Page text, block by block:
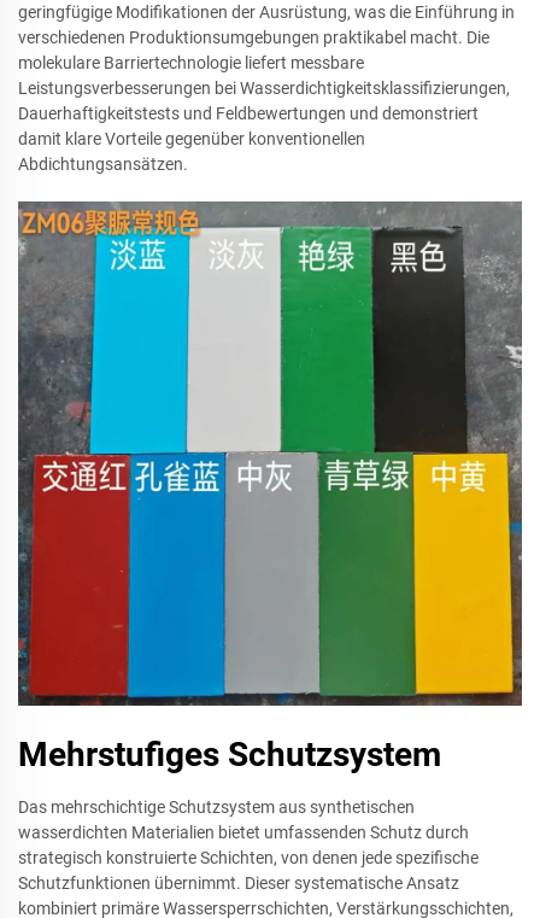
geringfügige Modifikationen der Ausrüstung, was die Einführung in
verschiedenen Produktionsumgebungen praktikabel macht. Die
molekulare Barriertechnologie liefert messbare
Leistungsverbesserungen bei Wasserdichtigkeitsklassifizierungen,
Dauerhaftigkeitstests und Feldbewertungen und demonstriert
damit klare Vorteile gegenüber konventionellen
Abdichtungsansätzen.
Mehrstufiges Schutzsystem
Das mehrschichtige Schutzsystem aus synthetischen
wasserdichten Materialien bietet umfassenden Schutz durch
strategisch konstruierte Schichten, von denen jede spezifische
Schutzfunktionen übernimmt. Dieser systematische Ansatz
kombiniert primäre Wassersperrschichten, Verstärkungsschichten,